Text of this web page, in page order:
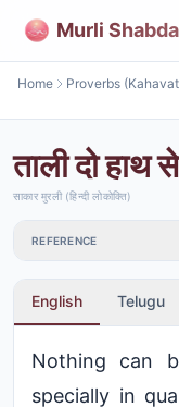
Murli
Home Proverbs
ताली दो हाथ
साकार मुरली (हिन्दी लोकोक्ति)
REFERENCE
English Telugu
Nothing can
specially in